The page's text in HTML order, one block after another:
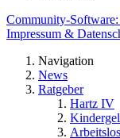
Community-Software:
Impressum &
Navigation
News
Ratgeber
Hartz IV